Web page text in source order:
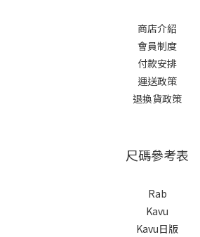
商店介紹
會員制度
付款安排
運送政策
退換貨政策
尺碼參考表
Rab
Kavu
Kavu日版